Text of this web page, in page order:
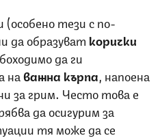
тези с по-
да образуват корички
да ги
наважна кърпа , напоена
за грим. Често това е
да осигурим за
тя може да се